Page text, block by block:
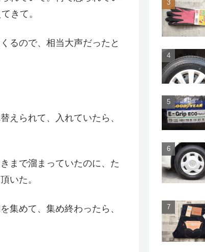
きて。
るので、相当大声だったと
えられて、入れていたら、
まで溜まっていたのに、た
いた。
集めて、集め終わったら、